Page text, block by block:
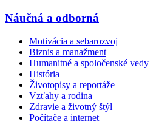
Náučná a odborná
Motivácia a sebarozvoj
Biznis a manažment
Humanitné a spoločenské vedy
História
Životopisy a reportáže
Vzťahy a rodina
Zdravie a životný štýl
Počítače a internet